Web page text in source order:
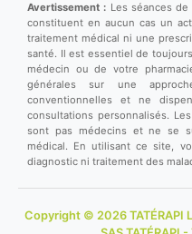
Avertissement : Les séances
constituent en aucun cas un
traitement médical ni une
santé. Il est essentiel de
médecin ou de votre
générales sur une
conventionnelles et ne
consultations personnalisés.
sont pas médecins et ne se
médical. En utilisant ce site,
diagnostic ni traitement des
Copyright © 2026 TATÉRAPI